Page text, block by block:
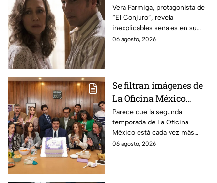
revela INQUIETANTES
señales en su cuerpo
durante la grabación de
la película
Vera Farmiga, protagonista de
“El Conjuro”, revela
inexplicables señales en su
cuerpo durante el rodaje de la
06 agosto, 2026
Se filtran imágenes de
La Oficina México
temporada 2 y un
detalle desata teorías
entre los fans
Parece que la segunda
temporada de La Oficina
México está cada vez más
cerca, pues el elenco ya se
06 agosto, 2026